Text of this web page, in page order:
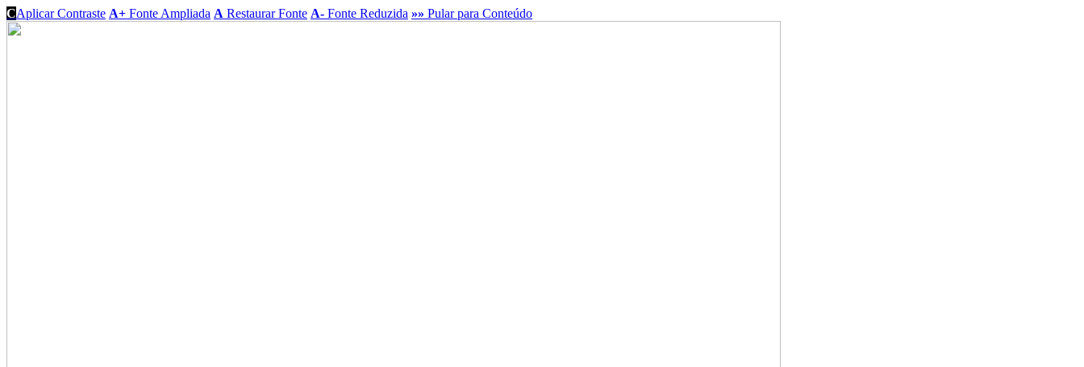
CAplicar Contraste A+ Fonte Ampliada A Restaurar Fonte A- Fonte Reduzida »» Pular para Conteúdo